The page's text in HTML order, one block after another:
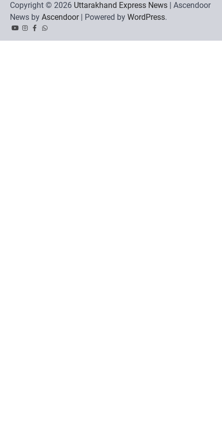
Copyright © 2026 Uttarakhand Express News | Ascendoor
News by Ascendoor| Powered by WordPress.
YouTubeInstagram
Facebook
Whatsapp